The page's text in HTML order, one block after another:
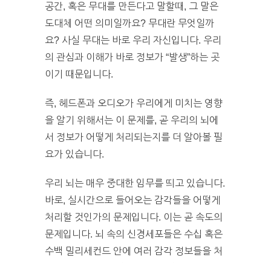
공간, 혹은 무대를 만든다고 말할때, 그 말은
도대체 어떤 의미일까요? 무대란 무엇일까
요? 사실 무대는 바로 우리 자신입니다. 우리
의 관심과 이해가 바로 정보가 “발생”하는 곳
이기 때문입니다.
즉, 헤드폰과 오디오가 우리에게 미치는 영향
을 알기 위해서는 이 문제를, 곧 우리의 뇌에
서 정보가 어떻게 처리되는지를 더 알아볼 필
요가 있습니다.
우리 뇌는 매우 중대한 임무를 띄고 있습니다.
바로, 실시간으로 들어오는 감각들을 어떻게
처리할 것인가의 문제입니다. 이는 곧 속도의
문제입니다. 뇌 속의 신경세포들은 수십 혹은
수백 밀리세컨드 안에 여러 감각 정보들을 처